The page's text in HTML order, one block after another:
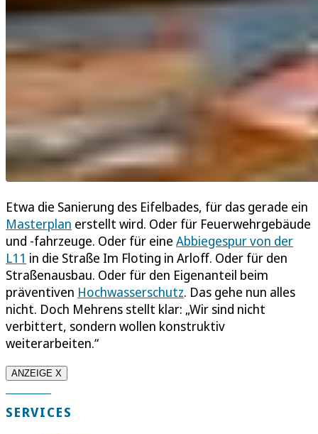
Etwa die Sanierung des Eifelbades, für das gerade ein
Masterplan erstellt wird. Oder für Feuerwehrgebäude
und -fahrzeuge. Oder für eine Abbiegespur von der
L11 in die Straße Im Floting in Arloff. Oder für den
Straßenausbau. Oder für den Eigenanteil beim
präventiven Hochwasserschutz. Das gehe nun alles
nicht. Doch Mehrens stellt klar: „Wir sind nicht
verbittert, sondern wollen konstruktiv
weiterarbeiten.“
ANZEIGE X
SERVICES